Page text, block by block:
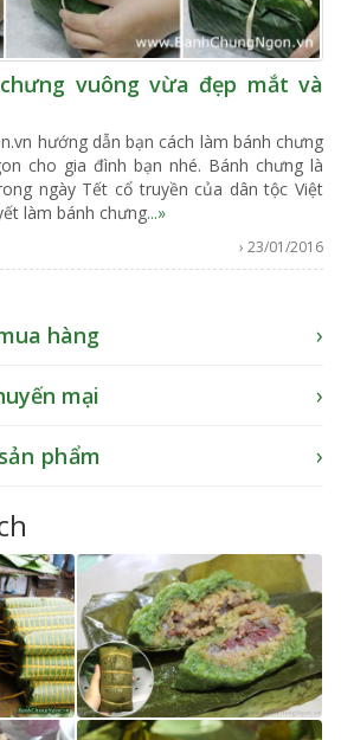
vuông vừa đẹp mắt và
hướng dẫn bạn cách làm bánh chưng
cho gia đình bạn nhé. Bánh chưng là
ngày Tết cổ truyền của dân tộc Việt
làm bánh chưng...»
› 23/01/2016
hàng
mại
phẩm